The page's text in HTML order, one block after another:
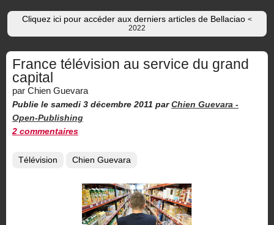
Cliquez ici pour accéder aux derniers articles de Bellaciao <
2022
France télévision au service du grand
capital
par Chien Guevara
Publie le samedi 3 décembre 2011 par Chien Guevara -
Open-Publishing
2 commentaires
Télévision Chien Guevara